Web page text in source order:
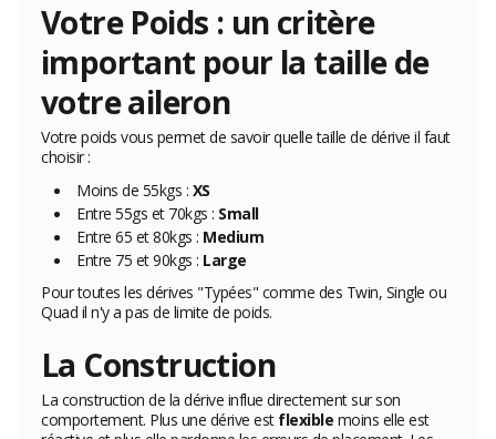
Votre Poids : un critère
important pour la taille de
votre aileron
Votre poids vous permet de savoir quelle taille de dérive il faut
choisir :
Moins de 55kgs : XS
Entre 55gs et 70kgs : Small
Entre 65 et 80kgs : Medium
Entre 75 et 90kgs : Large
Pour toutes les dérives "Typées" comme des Twin, Single ou
Quad il n'y a pas de limite de poids.
La Construction
La construction de la dérive influe directement sur son
comportement. Plus une dérive est flexible moins elle est